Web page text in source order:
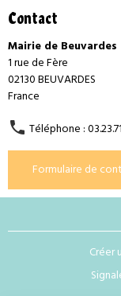
Contact
Mairie de Beuvardes
1 rue de Fère
02130 BEUVARDES
France
Téléphone :
Formulaire de
Créer